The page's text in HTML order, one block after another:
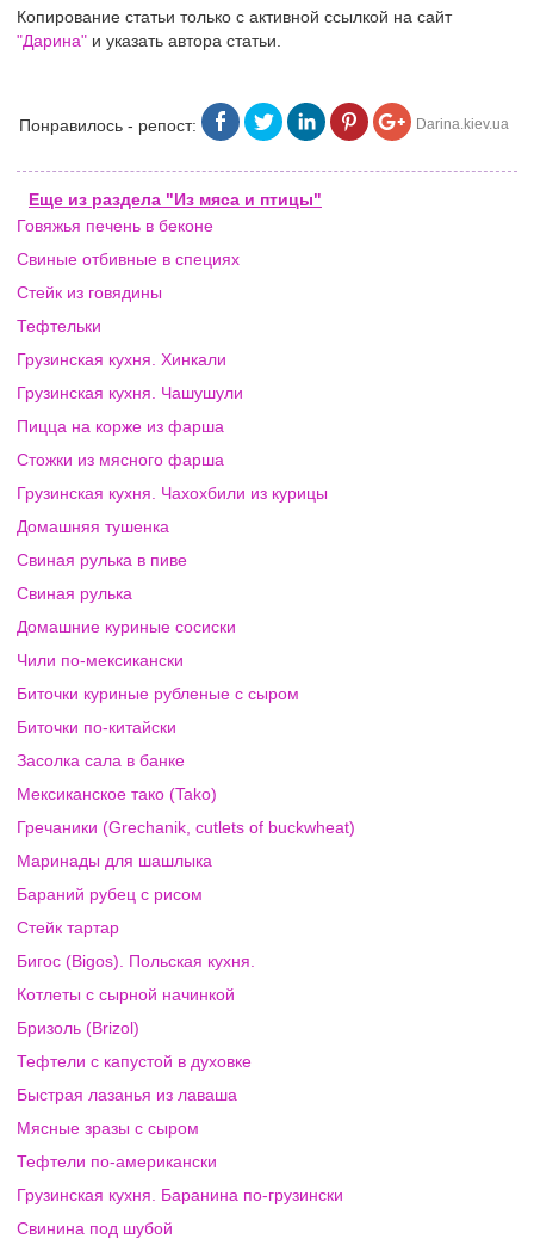
Копирование статьи только с активной ссылкой на сайт
"Дарина" и указать автора статьи.
Понравилось - репост: Darina.kiev.ua
Еще из раздела "Из мяса и птицы"
Говяжья печень в беконе
Свиные отбивные в специях
Стейк из говядины
Тефтельки
Грузинская кухня. Хинкали
Грузинская кухня. Чашушули
Пицца на корже из фарша
Стожки из мясного фарша
Грузинская кухня. Чахохбили из курицы
Домашняя тушенка
Свиная рулька в пиве
Свиная рулька
Домашние куриные сосиски
Чили по-мексикански
Биточки куриные рубленые с сыром
Биточки по-китайски
Засолка сала в банке
Мексиканское тако (Tako)
Гречаники (Grechanik, cutlets of buckwheat)
Маринады для шашлыка
Бараний рубец с рисом
Стейк тартар
Бигос (Bigos). Польская кухня.
Котлеты с сырной начинкой
Бризоль (Brizol)
Тефтели с капустой в духовке
Быстрая лазанья из лаваша
Мясные зразы с сыром
Тефтели по-американски
Грузинская кухня. Баранина по-грузински
Свинина под шубой